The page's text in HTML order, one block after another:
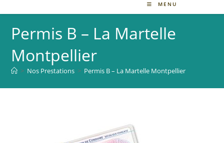
MENU
Permis B – La Martelle
Montpellier
> Nos Prestations > Permis B – La Martelle Montpellier